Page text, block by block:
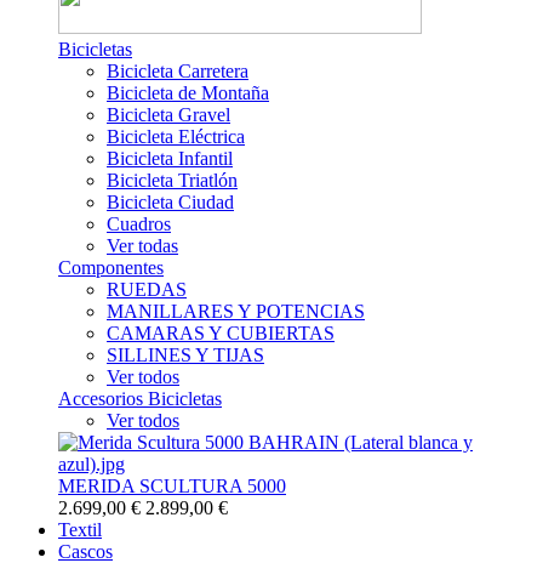
Bicicletas
Bicicleta Carretera
Bicicleta de Montaña
Bicicleta Gravel
Bicicleta Eléctrica
Bicicleta Infantil
Bicicleta Triatlón
Bicicleta Ciudad
Cuadros
Ver todas
Componentes
RUEDAS
MANILLARES Y POTENCIAS
CAMARAS Y CUBIERTAS
SILLINES Y TIJAS
Ver todos
Accesorios Bicicletas
Ver todos
MERIDA SCULTURA 5000
2.699,00 € 2.899,00 €
Textil
Cascos